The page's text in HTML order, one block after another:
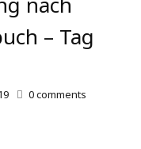
– Tag
0comments